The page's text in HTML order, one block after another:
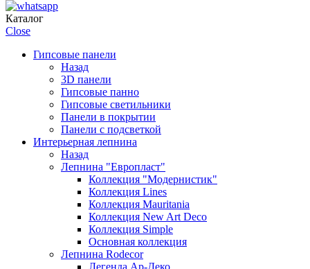
Каталог
Close
Гипсовые панели
Назад
3D панели
Гипсовые панно
Гипсовые светильники
Панели в покрытии
Панели с подсветкой
Интерьерная лепнина
Назад
Лепнина "Европласт"
Коллекция "Модернистик"
Коллекция Lines
Коллекция Mauritania
Коллекция New Art Deco
Коллекция Simple
Основная коллекция
Лепнина Rodecor
Легенда Ар-Деко